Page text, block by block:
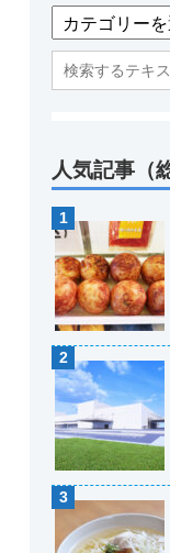
人気記事（